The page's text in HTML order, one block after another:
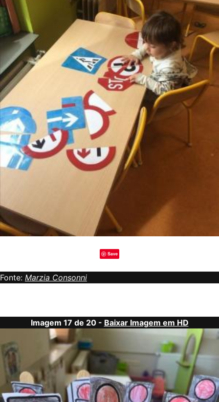
Save
Fonte: Marzia Consonni
Imagem 17 de 20 - Baixar Imagem em HD